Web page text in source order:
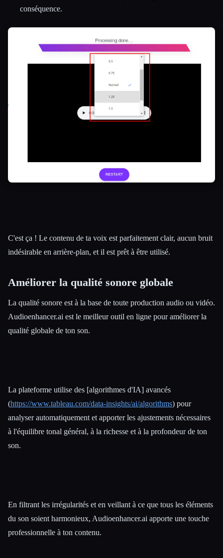
conséquence.
C'est ça ! Le contenu de ta voix est parfaitement clair, aucun bruit
indésirable en arrière-plan, et il est prêt à être utilisé.
Améliorer la qualité sonore globale
La qualité sonore est à la base de toute production audio ou vidéo.
Audioenhancer.ai est le meilleur outil en ligne pour améliorer la
qualité globale de ton son.
La plateforme utilise des [algorithmes d'IA] avancés
(https://www.tableau.com/data-insights/ai/algorithms) pour
analyser automatiquement et apporter les ajustements nécessaires
à l'équilibre tonal général, à la richesse et à la profondeur de ton
son.
En filtrant les irrégularités et en veillant à ce que tous les éléments
du son soient harmonieux, Audioenhancer.ai apporte une touche
professionnelle à ton contenu.